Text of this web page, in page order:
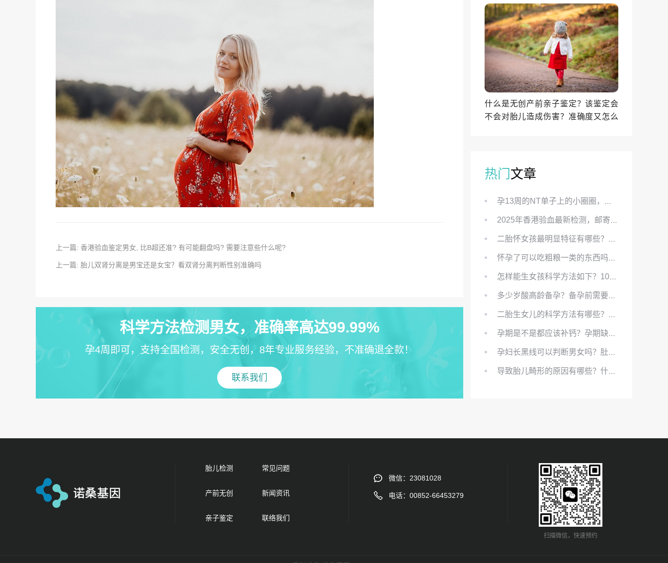
上一篇: 香港验血鉴定男女, 比B超还准? 有可能翻盘吗? 需要注意些什么呢?
上一篇: 胎儿双肾分离是男宝还是女宝？看双肾分离判断性别准确吗
科学方法检测男女，准确率高达99.99%
孕4周即可，支持全国检测，安全无创，8年专业服务经验，不准确退全款！
联系我们
什么是无创产前亲子鉴定？该鉴定会
不会对胎儿造成伤害？准确度又怎么
热门文章
胎儿检测 常见问题
产前无创 新闻资讯
亲子鉴定 联络我们
微信：23081028
电话：00852-66453279
扫描微信，快速预约